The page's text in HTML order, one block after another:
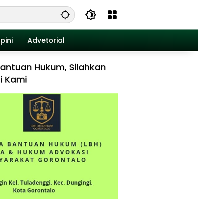
Advetorial
Hukum, Silahkan
Kami